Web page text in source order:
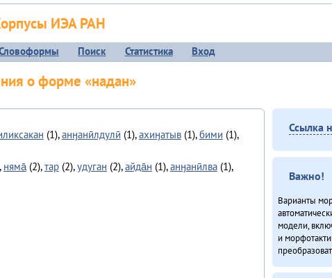
ИЭА РАН
Поиск Статистика Вход
о форме «надан»
(1),анӈанӣлдулӣ (1),ахиӈатыв(1),бими (1),
няма̄(2),тар(2),удуган (2),айда̄н (1),анӈанӣлва(1),
Ссылка
Важно!
Варианты
модели,
и